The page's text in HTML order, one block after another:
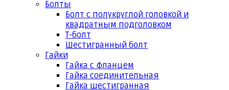
Болты
Болт с полукруглой головкой и
квадратным подголовком
Т-болт
Шестигранный болт
Гайки
Гайка с фланцем
Гайка соединительная
Гайка шестигранная